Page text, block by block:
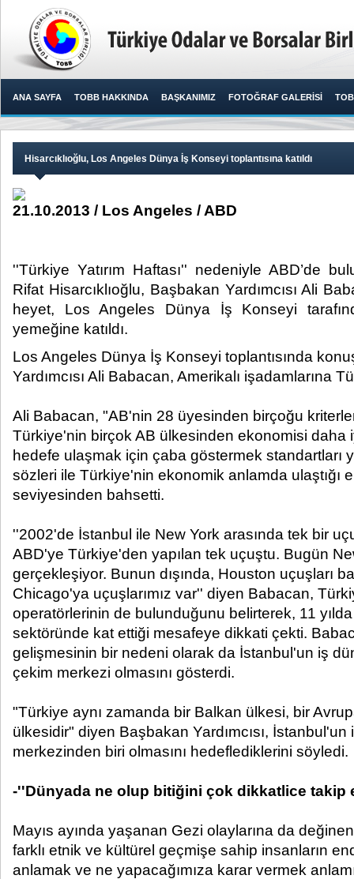
ANA SAYFA TOBB HAKKINDA BAŞKANIMIZ FOTOĞRAF GALERİSİ
Hisarcıklıoğlu, Los Angeles Dünya İş Konseyi toplantısına katıldı
21.10.2013 / Los Angeles / ABD
''Türkiye Yatırım Haftası'' nedeniyle ABD’de
Rifat Hisarcıklıoğlu, Başbakan Yardımcısı Ali
heyet, Los Angeles Dünya İş Konseyi
yemeğine katıldı.​
Los Angeles Dünya İş Konseyi toplantısında
Yardımcısı Ali Babacan, Amerikalı işadamlarına
Ali Babacan, "AB'nin 28 üyesinden birçoğu
Türkiye'nin birçok AB ülkesinden ekonomisi daha
hedefe ulaşmak için çaba göstermek standartları
sözleri ile Türkiye'nin ekonomik anlamda ulaştığı
seviyesinden bahsetti.
''2002'de İstanbul ile New York arasında tek bir
ABD'ye Türkiye'den yapılan tek uçuştu. Bugün
gerçekleşiyor. Bunun dışında, Houston uçuşları
Chicago'ya uçuşlarımız var'' diyen Babacan,
operatörlerinin de bulunduğunu belirterek, 11
sektöründe kat ettiği mesafeye dikkati çekti.
gelişmesinin bir nedeni olarak da İstanbul'un iş
çekim merkezi olmasını gösterdi.
"Türkiye aynı zamanda bir Balkan ülkesi, bir
ülkesidir" diyen Başbakan Yardımcısı,
merkezinden biri olmasını hedeflediklerini söyledi.
-''Dünyada ne olup bitiğini çok dikkatlice takip
Mayıs ayında yaşanan Gezi olaylarına da
farklı etnik ve kültürel geçmişe sahip insanların
anlamak ve ne yapacağımıza karar vermek